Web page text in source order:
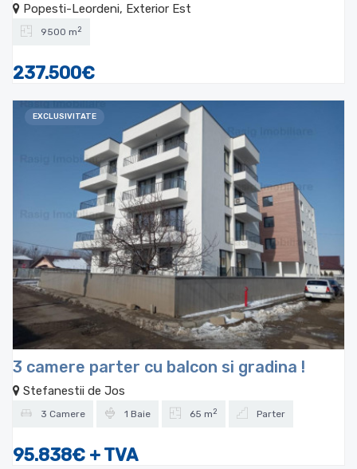
Popesti-Leordeni, Exterior Est
9500 m 2
237.500€
EXCLUSIVITATE
3 camere parter cu balcon si gradina !
Stefanestii de Jos
3 Camere 1 Baie 65 m 2 Parter
95.838€ + TVA